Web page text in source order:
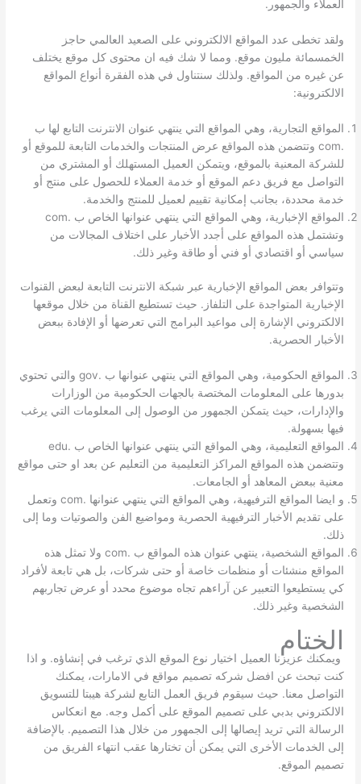
العملاء والجمهور.
ولقد تخطى عدد المواقع الالكتروني على الصعيد العالمي حاجز
الخمسمائة مليون موقع. ومما لا شك فيه ان محتوى كل موقع يختلف
عن غيره من المواقع. ولذلك سنتناول في هذه الفقرة أنواع المواقع
الالكترونية:
المواقع التجارية، وهي المواقع التي ينتهي عنوان الانترنت التابع لها ب
.com وتتضمن هذه المواقع عرض المنتجات والخدمات التابعة للموقع أو
للشركة المعنية بالموقع، ويتمكن العميل المستهلك أو المشتري من
التواصل مع فريق دعم الموقع أو خدمة العملاء للحصول على منتج أو
خدمة محددة، بجانب إمكانية تقييم لعميل للمنتج والخدمة.
المواقع الإخبارية، وهي المواقع التي ينتهي عنوانها الخاص ب .com
وتشتمل هذه المواقع على أجدد الأخبار على اختلاف المجالات من
سياسي أو اقتصادي أو فني أو طاقة وغير ذلك.
وتتوافر بعض المواقع الإخبارية عبر شبكة الانترنت التابعة لبعض القنوات
الإخبارية المتواجدة على التلفاز. حيث تستطيع القناة من خلال موقعها
الالكتروني الإشارة إلى مواعيد البرامج التي تعرضها أو الإفادة ببعض
الأخبار الحصرية.
المواقع الحكومية، وهي المواقع التي ينتهي عنوانها ب .gov والتي تحتوي
بدورها على المعلومات المختصة بالجهات الحكومية من الوزارات
والإدارات، حيث يتمكن الجمهور من الوصول إلى المعلومات التي يرغب
فيها بسهولة.
المواقع التعليمية، وهي المواقع التي ينتهي عنوانها الخاص ب .edu
وتتضمن هذه المواقع المراكز التعليمية من التعليم عن بعد او حتى مواقع
معنية ببعض المعاهد أو الجامعات.
و ايضا المواقع الترفيهية، وهي المواقع التي ينتهي عنوانها .com وتعمل
على تقديم الأخبار الترفيهية الحصرية ومواضيع الفن والصوتيات وما إلى
ذلك.
المواقع الشخصية، ينتهي عنوان هذه المواقع ب .com ولا تمثل هذه
المواقع منشئات أو منظمات خاصة أو حتى شركات، بل هي تابعة لأفراد
كي يستطيعوا التعبير عن آراءهم تجاه موضوع محدد أو عرض تجاربهم
الشخصية وغير ذلك.
الختام
ويمكنك عزيزنا العميل اختيار نوع الموقع الذي ترغب في إنشاؤه. و اذا
كنت تبحث عن افضل شركه تصميم مواقع في الامارات، يمكنك
التواصل معنا. حيث سيقوم فريق العمل التابع لشركة هيبتا للتسويق
الالكتروني بدبي على تصميم الموقع على أكمل وجه. مع انعكاس
الرسالة التي تريد إيصالها إلى الجمهور من خلال هذا التصميم. بالإضافة
إلى الخدمات الأخرى التي يمكن أن تختارها عقب انتهاء الفريق من
تصميم الموقع.